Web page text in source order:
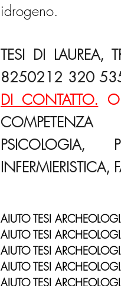
idrogeno.
TESI DI LAUREA,
8250212 320
DI CONTATTO.
PSICOLOGIA,
AIUTO TESI
AIUTO TESI
AIUTO TESI
AIUTO TESI
AIUTO TESI